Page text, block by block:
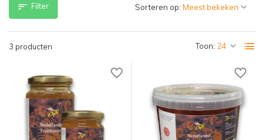
Filter
3 producten Toon:
Sorteren op: